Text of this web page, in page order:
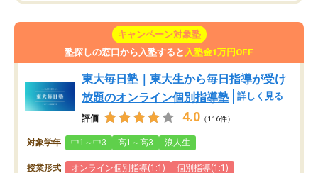
キャンペーン対象塾
塾探しの窓口から入塾すると 入塾金1万円OFF
東大毎日塾｜東大生から毎日指導が受け
放題のオンライン個別指導塾
詳しく見る
評価 4.0 （116件）
対象学年 中1～中3 高1～高3 浪人生
授業形式 オンライン個別指導(1:1) 個別指導(1:1)